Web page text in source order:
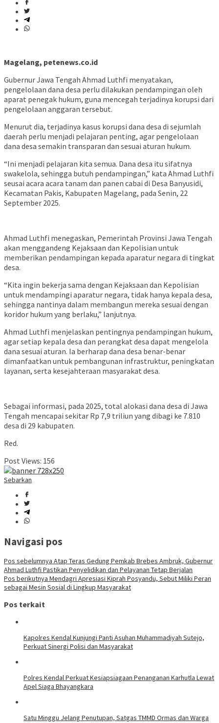
Magelang, petenews.co.id
Gubernur Jawa Tengah Ahmad Luthfi menyatakan,
pengelolaan dana desa perlu dilakukan pendampingan oleh
aparat penegak hukum, guna mencegah terjadinya korupsi dari
pengelolaan anggaran tersebut.
Menurut dia, terjadinya kasus korupsi dana desa di sejumlah
daerah perlu menjadi pelajaran penting, agar pengelolaan
dana desa semakin transparan dan sesuai aturan hukum.
“Ini menjadi pelajaran kita semua. Dana desa itu sifatnya
swakelola, sehingga butuh pendampingan,” kata Ahmad Luthfi
seusai acara acara tanam dan panen cabai di Desa Banyusidi,
Kecamatan Pakis, Kabupaten Magelang, pada Senin, 22
September 2025.
Ahmad Luthfi menegaskan, Pemerintah Provinsi Jawa Tengah
akan menggandeng Kejaksaan dan Kepolisian untuk
memberikan pendampingan kepada aparatur negara di tingkat
desa.
“Kita ingin bekerja sama dengan Kejaksaan dan Kepolisian
untuk mendampingi aparatur negara, tidak hanya kepala desa,
sehingga nantinya dalam membangun mereka sesuai dengan
koridor hukum yang berlaku,” lanjutnya.
Ahmad Luthfi menjelaskan pentingnya pendampingan hukum,
agar setiap kepala desa dan perangkat desa dapat mengelola
dana sesuai aturan. Ia berharap dana desa benar-benar
dimanfaatkan untuk pembangunan infrastruktur, peningkatan
layanan, serta kesejahteraan masyarakat desa.
Sebagai informasi, pada 2025, total alokasi dana desa di Jawa
Tengah mencapai sekitar Rp 7,9 triliun yang dibagi ke 7.810
desa di 29 kabupaten.
Red.
Post Views: 156
Sebarkan
Navigasi pos
Pos sebelumnya Atap Teras Gedung Pemkab Brebes Ambruk, Gubernur
Ahmad Luthfi Pastikan Penyelidikan dan Pelayanan Tetap Berjalan
Pos berikutnya Mendagri Apresiasi Kiprah Posyandu, Sebut Miliki Peran
sebagai Mesin Sosial di Lingkup Masyarakat
Pos terkait
Kapolres Kendal Kunjungi Panti Asuhan Muhammadiyah Sutejo,
Perkuat Sinergi Polisi dan Masyarakat
Polres Kendal Perkuat Kesiapsiagaan Penanganan Karhutla Lewat
Apel Siaga Bhayangkara
Satu Minggu Jelang Penutupan, Satgas TMMD Ormas dan Warga